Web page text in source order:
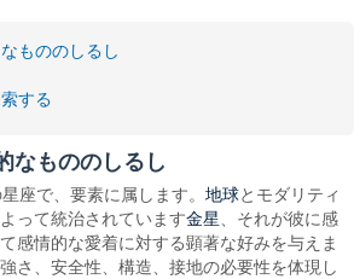
もののしるし
する
なもののしるし
座で、要素に属します。地球とモダリティ
って統治されています金星 、それが彼に感
感情的な愛着に対する顕著な好みを与えま
さ、安全性、構造、接地の必要性を体現し